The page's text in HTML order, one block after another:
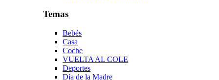
Temas
Bebés
Casa
Coche
VUELTA AL COLE
Deportes
Día de la Madre